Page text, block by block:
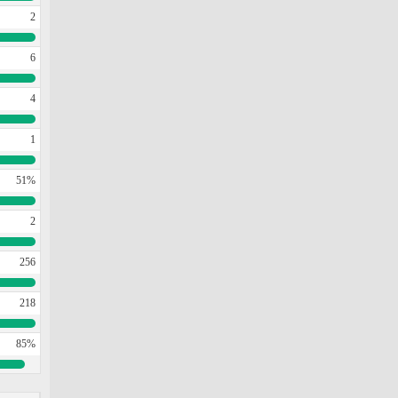
2
6
4
1
51%
2
256
218
85%